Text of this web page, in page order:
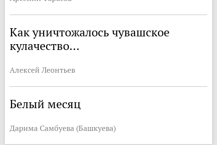
Как уничтожалось чувашское
кулачество…
Алексей Леонтьев
Белый месяц
Дарима Самбуева (Башкуева)